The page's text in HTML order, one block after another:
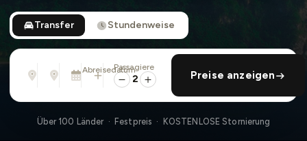
Transfer Stundenweise
Von
Adresse, Flughafen, Hotel, ...
Nach
Adresse, Flughafen, Hotel, ...
Abreisedatum
Mo., 10. Aug. · 01:45 PM
rückfahrt hinzufügen
Passagiere
2 Preise anzeigen
Über 100 Länder · Festpreis · KOSTENLOSE Stornierung